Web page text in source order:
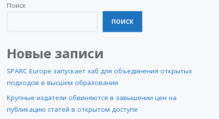
Поиск
ПОИСК
Новые записи
SPARC Europe запускает хаб для объединения открытых
подходов в высшем образовании
Крупные издатели обвиняются в завышении цен на
публикацию статей в открытом доступе